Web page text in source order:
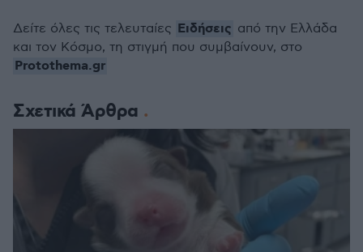
Σχετικά Άρθρα
Δείτε όλες τις τελευταίες Ειδήσεις από την Ελλάδα
και τον Κόσμο, τη στιγμή που συμβαίνουν, στο
Protothema.gr